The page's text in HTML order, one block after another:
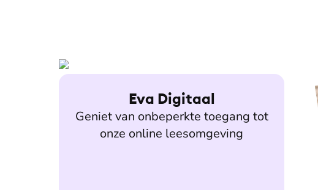
Eva Digitaal
Geniet van onbeperkte toegang tot
onze online leesomgeving